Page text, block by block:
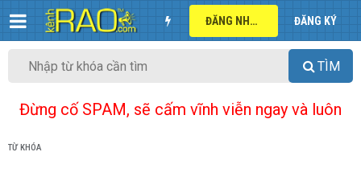
ĐĂNG NHẬP ĐĂNG KÝ
TÌM
Đừng cố SPAM, sẽ cấm vĩnh viễn ngay và luôn
TỪ KHÓA